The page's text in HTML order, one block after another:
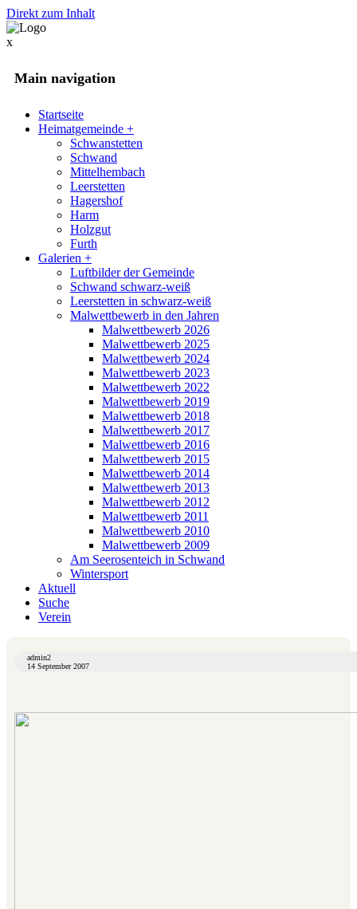
Direkt zum Inhalt
x
Main navigation
Startseite
Heimatgemeinde +
Schwanstetten
Schwand
Mittelhembach
Leerstetten
Hagershof
Harm
Holzgut
Furth
Galerien +
Luftbilder der Gemeinde
Schwand schwarz-weiß
Leerstetten in schwarz-weiß
Malwettbewerb in den Jahren
Malwettbewerb 2026
Malwettbewerb 2025
Malwettbewerb 2024
Malwettbewerb 2023
Malwettbewerb 2022
Malwettbewerb 2019
Malwettbewerb 2018
Malwettbewerb 2017
Malwettbewerb 2016
Malwettbewerb 2015
Malwettbewerb 2014
Malwettbewerb 2013
Malwettbewerb 2012
Malwettbewerb 2011
Malwettbewerb 2010
Malwettbewerb 2009
Am Seerosenteich in Schwand
Wintersport
Aktuell
Suche
Verein
admin2
14 September 2007